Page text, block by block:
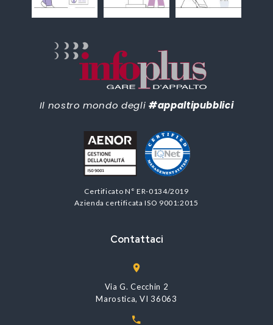
Il nostro mondo degli #appaltipubblici
Certificato N° ER-0134/2019
Azienda certificata ISO 9001:2015
Contattaci
Via G. Cecchin 2
Marostica, VI 36063